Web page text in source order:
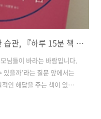
아이의 인생을 바꾸는 가장 확실한 습관, 『하루 15분 책 읽어주기의 힘』
님들이 바라는 바람입니다.
을까’라는 질문 앞에서는
인 해답을 주는 책이 있습
니다. 이 책은 단순히 독서